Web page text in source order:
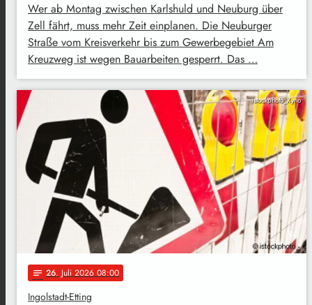
Wer ab Montag zwischen Karlshuld und Neuburg über
Zell fährt, muss mehr Zeit einplanen. Die Neuburger
Straße vom Kreisverkehr bis zum Gewerbegebiet Am
Kreuzweg ist wegen Bauarbeiten gesperrt. Das …
istockphoto_Xyno
notes 26. Juli 2026 08:00
Ingolstadt-Etting